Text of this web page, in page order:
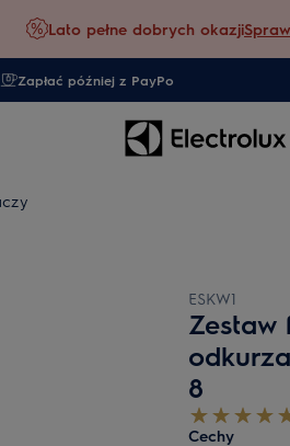
Lato pełne dobrych okazji
Zapłać później z PayPo
ESKW1
Zestaw
8
Cechy